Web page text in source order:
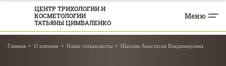
ЦЕНТР ТРИХОЛОГИИ И
КОСМЕТОЛОГИИ
ТАТЬЯНЫ ЦИМБАЛЕНКО
Меню
Главная О клинике Наши специалисты Шахова Анастасия Владимировна